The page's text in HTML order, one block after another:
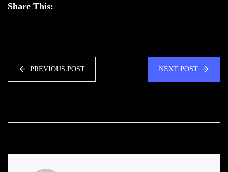
Share This:
PREVIOUS POST NEXT POST